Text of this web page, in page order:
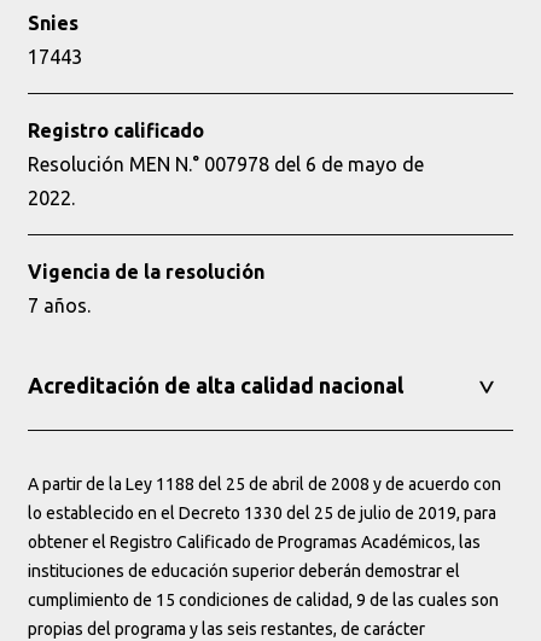
Snies
17443
Registro calificado
Resolución MEN N.° 007978 del 6 de mayo de
2022.
Vigencia de la resolución
7 años.
Acreditación de alta calidad nacional
A partir de la Ley 1188 del 25 de abril de 2008 y de acuerdo con
lo establecido en el Decreto 1330 del 25 de julio de 2019, para
obtener el Registro Calificado de Programas Académicos, las
instituciones de educación superior deberán demostrar el
cumplimiento de 15 condiciones de calidad, 9 de las cuales son
propias del programa y las seis restantes, de carácter